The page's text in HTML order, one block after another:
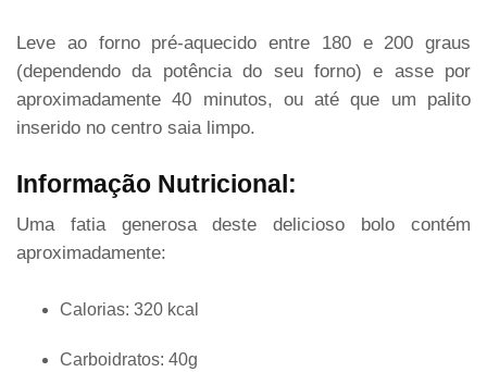
Leve ao forno pré-aquecido entre 180 e 200 graus
(dependendo da potência do seu forno) e asse por
aproximadamente 40 minutos, ou até que um palito
inserido no centro saia limpo.
Informação Nutricional:
Uma fatia generosa deste delicioso bolo contém
aproximadamente:
Calorias: 320 kcal
Carboidratos: 40g